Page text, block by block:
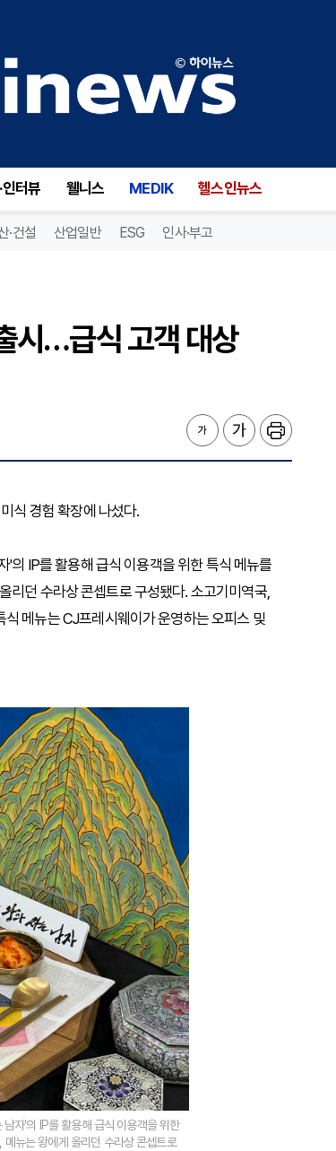
인터뷰 웰니스 MEDIK 헬스인뉴스
·건설 산업일반 ESG 인사·부고
시…급식 고객 대상
식 경험 확장에 나섰다.
의 IP를 활용해 급식 이용객을 위한 특식 메뉴를
리던 수라상콘셉트로 구성됐다. 소고기미역국,
식 메뉴는 CJ프레시웨이가 운영하는오피스 및
자'의 IP를 활용해 급식 이용객을 위한
뉴는 왕에게 올리던 수라상 콘셉트로